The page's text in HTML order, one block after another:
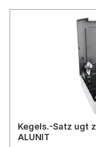
Kegels.-Satz ugt
ALUNIT